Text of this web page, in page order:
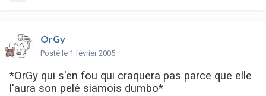
OrGy
Posté le 1 février 2005
*OrGy qui s'en fou qui craquera pas parce que elle
l'aura son pelé siamois dumbo*